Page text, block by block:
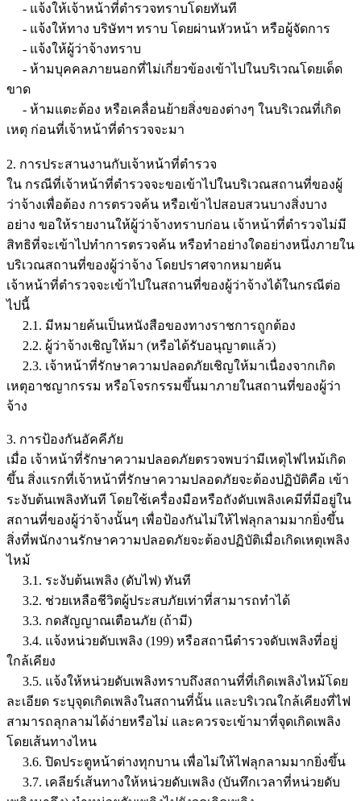
- แจ้งให้เจ้าหน้าที่ตำรวจทราบโดยทันที
- แจ้งให้ทาง บริษัทฯ ทราบ โดยผ่านหัวหน้า หรือผู้จัดการ
- แจ้งให้ผู้ว่าจ้างทราบ
- ห้ามบุคคลภายนอกที่ไม่เกี่ยวข้องเข้าไปในบริเวณโดยเด็ด
ขาด
- ห้ามแตะต้อง หรือเคลื่อนย้ายสิ่งของต่างๆ ในบริเวณที่เกิด
เหตุ ก่อนที่เจ้าหน้าที่ตำรวจจะมา
2. การประสานงานกับเจ้าหน้าที่ตำรวจ
ใน กรณีที่เจ้าหน้าที่ตำรวจจะขอเข้าไปในบริเวณสถานที่ของผู้
ว่าจ้างเพื่อต้อง การตรวจค้น หรือเข้าไปสอบสวนบางสิ่งบาง
อย่าง ขอให้รายงานให้ผู้ว่าจ้างทราบก่อน เจ้าหน้าที่ตำรวจไม่มี
สิทธิที่จะเข้าไปทำการตรวจค้น หรือทำอย่างใดอย่างหนึ่งภายใน
บริเวณสถานที่ของผู้ว่าจ้าง โดยปราศจากหมายค้น
เจ้าหน้าที่ตำรวจจะเข้าไปในสถานที่ของผู้ว่าจ้างได้ในกรณีต่อ
ไปนี้
2.1. มีหมายค้นเป็นหนังสือของทางราชการถูกต้อง
2.2. ผู้ว่าจ้างเชิญให้มา (หรือได้รับอนุญาตแล้ว)
2.3. เจ้าหน้าที่รักษาความปลอดภัยเชิญให้มาเนื่องจากเกิด
เหตุอาชญากรรม หรือโจรกรรมขึ้นมาภายในสถานที่ของผู้ว่า
จ้าง
3. การป้องกันอัคคีภัย
เมื่อ เจ้าหน้าที่รักษาความปลอดภัยตรวจพบว่ามีเหตุไฟไหม้เกิด
ขึ้น สิ่งแรกที่เจ้าหน้าที่รักษาความปลอดภัยจะต้องปฏิบัติคือ เข้า
ระงับต้นเพลิงทันที โดยใช้เครื่องมือหรือถังดับเพลิงเคมีที่มีอยู่ใน
สถานที่ของผู้ว่าจ้างนั้นๆ เพื่อป้องกันไม่ให้ไฟลุกลามมากยิ่งขึ้น
สิ่งที่พนักงานรักษาความปลอดภัยจะต้องปฏิบัติเมื่อเกิดเหตุเพลิง
ไหม้
3.1. ระงับต้นเพลิง (ดับไฟ) ทันที
3.2. ช่วยเหลือชีวิตผู้ประสบภัยเท่าที่สามารถทำได้
3.3. กดสัญญาณเตือนภัย (ถ้ามี)
3.4. แจ้งหน่วยดับเพลิง (199) หรือสถานีตำรวจดับเพลิงที่อยู่
ใกล้เคียง
3.5. แจ้งให้หน่วยดับเพลิงทราบถึงสถานที่ที่เกิดเพลิงไหม้โดย
ละเอียด ระบุจุดเกิดเพลิงในสถานที่นั้น และบริเวณใกล้เคียงที่ไฟ
สามารถลุกลามได้ง่ายหรือไม่ และควรจะเข้ามาที่จุดเกิดเพลิง
โดยเส้นทางไหน
3.6. ปิดประตูหน้าต่างทุกบาน เพื่อไม่ให้ไฟลุกลามมากยิ่งขึ้น
3.7. เคลียร์เส้นทางให้หน่วยดับเพลิง (บันทึกเวลาที่หน่วยดับ